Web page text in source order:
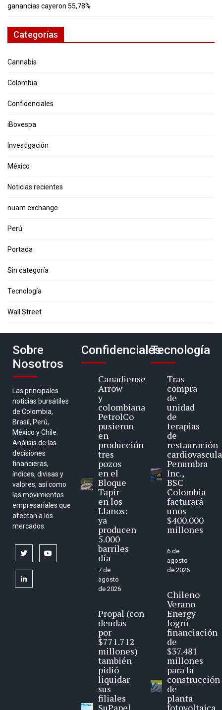
ganancias cayeron 55,78%
Categorías
Cannabis
Colombia
Confidenciales
iBovespa
Investigación
México
Noticias recientes
nuam exchange
Perú
Portada
Sin categoría
Tecnología
Wall Street
Sobre
Nosotros
Las principales
noticias bursátiles
de Colombia,
Brasil, Perú,
México y Chile.
Análisis de las
decisiones
financieras,
índices, divisas y
valores, así como
las movimientos
empresariales que
afectan a los
mercados.
twitter
linkedin
Confidenciales
Canadiense
Arrow
y
colombiana
PetrolCo
pusieron
en
producción
tres
pozos
en el
Bloque
Tapir
en los
Llanos:
ya
producen
5.000
barriles
día
7 de
agosto
de 2026
Propal (con
deudas
por
$771.712
millones)
también
pidió
liquidar
sus
filiales
SuPapel
Tecnología
Tras
compra
de
unidad
de
terapias
de
restauración
Penumbra
Inc.,
BSC
Colombia
facturará
unos
$400.000
millones
6 de
agosto
de 2026
Chileno
Verano
Energy
logró
financiación
de
$37.481
millones
para la
construcción
de
planta
fotovoltaica